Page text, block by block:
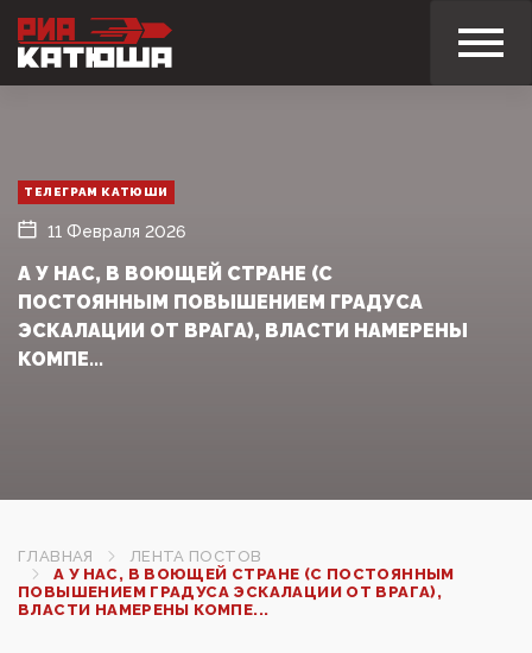
ТЕЛЕГРАМ КАТЮШИ
11 Февраля 2026
А У НАС, В ВОЮЩЕЙ СТРАНЕ (С
ПОСТОЯННЫМ ПОВЫШЕНИЕМ ГРАДУСА
ЭСКАЛАЦИИ ОТ ВРАГА), ВЛАСТИ НАМЕРЕНЫ
КОМПЕ...
ГЛАВНАЯ
ЛЕНТА ПОСТОВ
А У НАС, В ВОЮЩЕЙ СТРАНЕ (С ПОСТОЯННЫМ
ПОВЫШЕНИЕМ ГРАДУСА ЭСКАЛАЦИИ ОТ ВРАГА),
ВЛАСТИ НАМЕРЕНЫ КОМПЕ...